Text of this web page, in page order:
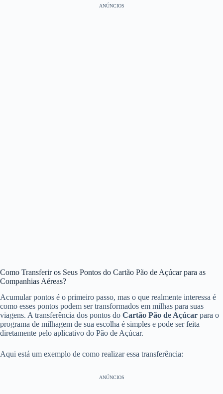
ANÚNCIOS
Como Transferir os Seus Pontos do Cartão Pão de Açúcar para as
Companhias Aéreas?
Acumular pontos é o primeiro passo, mas o que realmente interessa é
como esses pontos podem ser transformados em milhas para suas
viagens. A transferência dos pontos do Cartão Pão de Açúcar para o
programa de milhagem de sua escolha é simples e pode ser feita
diretamente pelo aplicativo do Pão de Açúcar.
Aqui está um exemplo de como realizar essa transferência:
ANÚNCIOS